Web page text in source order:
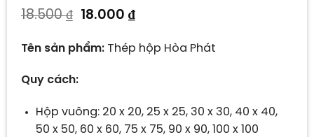
18.500₫
Giá
là:
18.500 ₫.
18.000 ₫Giá
tại
là:
Tên sản phẩm:Thép hộp Hòa Phát
Quy cách:
Hộp vuông: 20 x 20, 25 x 25, 30 x 30, 40 x 40,
50 x 50, 60 x 60, 75 x 75, 90 x 90, 100 x 100